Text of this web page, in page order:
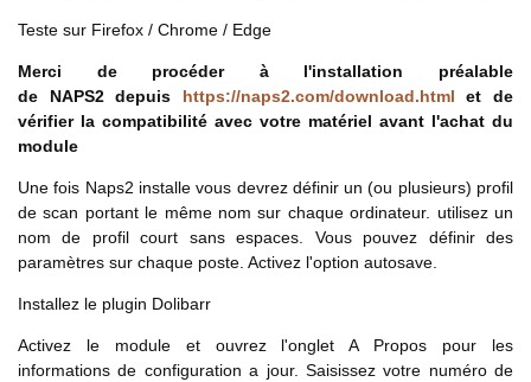
Teste sur Firefox / Chrome / Edge
Merci de procéder à l'installation préalable
de NAPS2 depuis https://naps2.com/download.html et de
vérifier la compatibilité avec votre matériel avant l'achat du
module
Une fois Naps2 installe vous devrez définir un (ou plusieurs) profil
de scan portant le même nom sur chaque ordinateur. utilisez un
nom de profil court sans espaces. Vous pouvez définir des
paramètres sur chaque poste. Activez l'option autosave.
Installez le plugin Dolibarr
Activez le module et ouvrez l'onglet A Propos pour les
informations de configuration a jour. Saisissez votre numéro de